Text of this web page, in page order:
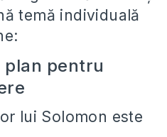
temă individuală
plan pentru
lui Solomon este